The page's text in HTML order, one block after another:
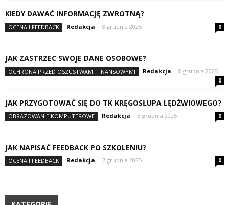
KIEDY DAWAĆ INFORMACJĘ ZWROTNĄ?
OCENA I FEEDBACK Redakcja - 8 grudnia 2025 0
JAK ZASTRZEC SWOJE DANE OSOBOWE?
OCHRONA PRZED OSZUSTWAMI FINANSOWYMI Redakcja - 8 grudnia 2025
0
JAK PRZYGOTOWAĆ SIĘ DO TK KRĘGOSŁUPA LĘDŹWIOWEGO?
OBRAZOWANIE KOMPUTEROWE Redakcja - 8 grudnia 2025 0
JAK NAPISAĆ FEEDBACK PO SZKOLENIU?
OCENA I FEEDBACK Redakcja - 7 grudnia 2025 0